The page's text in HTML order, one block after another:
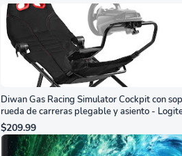
Diwan Gas Racing Simulator Cockpit con
rueda de carreras plegable y asiento -
G29/920/923/27/25, Thrustmaster
T248/X/T300RS/T150/458/TX
$209.99